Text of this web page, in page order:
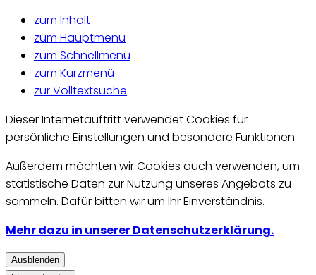
zum Inhalt
zum Hauptmenü
zum Schnellmenü
zum Kurzmenü
zur Volltextsuche
Dieser Internetauftritt verwendet Cookies für
persönliche Einstellungen und besondere Funktionen.
Außerdem möchten wir Cookies auch verwenden, um
statistische Daten zur Nutzung unseres Angebots zu
sammeln. Dafür bitten wir um Ihr Einverständnis.
Mehr dazu in unserer Datenschutzerklärung.
Ausblenden